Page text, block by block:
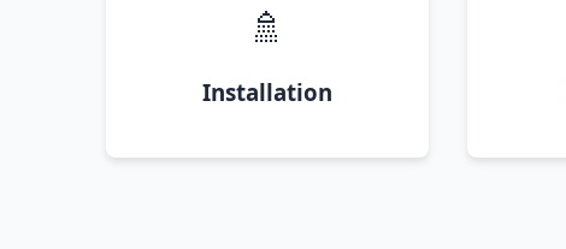
🚿
Installation